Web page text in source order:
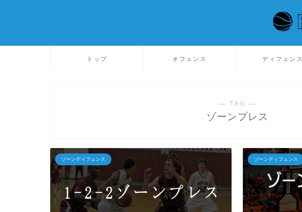
トップ オフェンス ディフェンス
― TAG ―
ゾーンプレス
ゾーンディフェンス ゾーンディフェンス